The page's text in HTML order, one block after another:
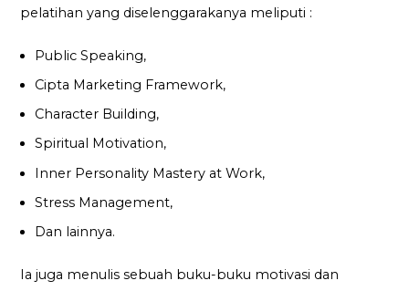
pelatihan yang diselenggarakanya meliputi :
Public Speaking,
Cipta Marketing Framework,
Character Building,
Spiritual Motivation,
Inner Personality Mastery at Work,
Stress Management,
Dan lainnya.
Ia juga menulis sebuah buku-buku motivasi dan